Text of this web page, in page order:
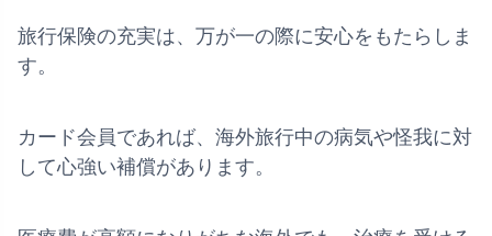
旅行保険の充実は、万が一の際に安心をもたらしま
す。
カード会員であれば、海外旅行中の病気や怪我に対
して心強い補償があります。